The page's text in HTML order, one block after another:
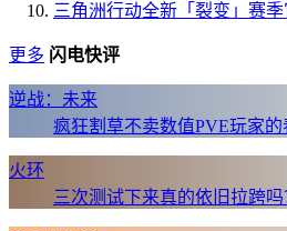
三角洲行动全新「裂变」赛
更多 闪电快评
逆战：未来
疯狂割草不卖数值PVE玩家的
火环
三次测试下来真的依旧拉跨吗